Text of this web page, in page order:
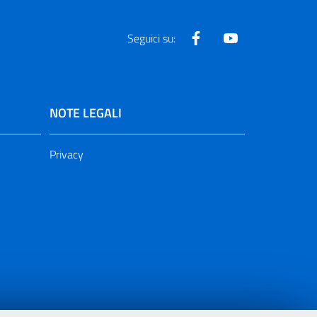
Seguici su: Facebook
NOTE LEGALI
Privacy